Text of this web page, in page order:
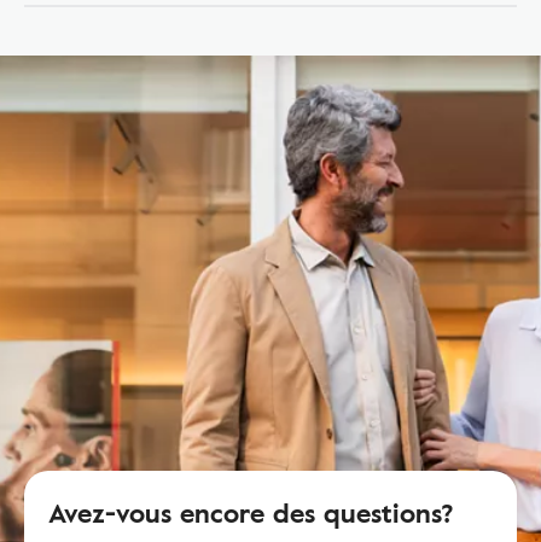
Avez-vous encore des questions?